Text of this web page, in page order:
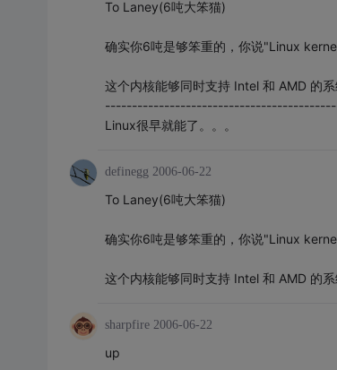
To Laney(6吨大笨猫)
确实你6吨是够笨重的，你说"Linux
这个内核能够同时支持 Intel 和 AMD 的
Linux很早就能了。。。
definegg 2006-06-22
To Laney(6吨大笨猫)
确实你6吨是够笨重的，你说"Linux
这个内核能够同时支持 Intel 和 AMD 的
sharpfire 2006-06-22
up